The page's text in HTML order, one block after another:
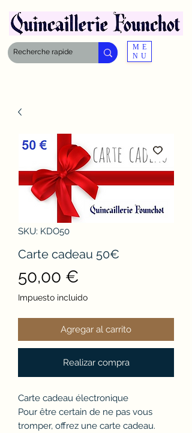
ME
NU
SKU: KDO50
Carte cadeau 50€
50,00 €
Impuesto incluido
Agregar al carrito
Realizar compra
Carte cadeau électronique
Pour être certain de ne pas vous
tromper, offrez une carte cadeau.